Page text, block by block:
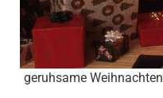
geruhsame Weihnachten